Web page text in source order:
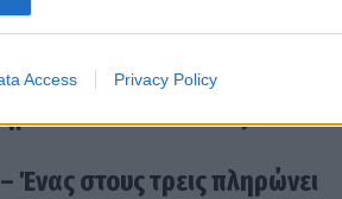
Access Privacy Policy
εισοδήματα από πωλήσεις
– Πού εντοπίζονται τα
Ένας στους τρεις πληρώνει